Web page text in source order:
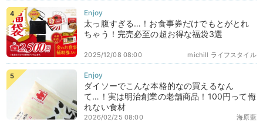
太っ腹すぎる…！お食事券だけでもとがとれ
ちゃう！完売必至の超お得な福袋3選
michill ライフスタイル
2025/12/08 08:00
ダイソーでこんな本格的なの買えるなん
て…！実は明治創業の老舗商品！100円って侮
れない食材
海原藍
2026/02/25 08:00